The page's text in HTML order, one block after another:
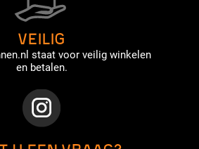
VEILIG
staat voor veilig winkelen
en betalen.